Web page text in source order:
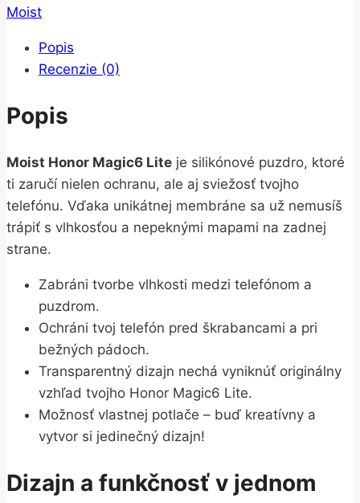
Moist
Popis
Recenzie (0)
Popis
Moist Honor Magic6 Lite je silikónové puzdro, ktoré
ti zaručí nielen ochranu, ale aj sviežosť tvojho
telefónu. Vďaka unikátnej membráne sa už nemusíš
trápiť s vlhkosťou a nepeknými mapami na zadnej
strane.
Zabráni tvorbe vlhkosti medzi telefónom a
puzdrom.
Ochráni tvoj telefón pred škrabancami a pri
bežných pádoch.
Transparentný dizajn nechá vyniknúť originálny
vzhľad tvojho Honor Magic6 Lite.
Možnosť vlastnej potlače – buď kreatívny a
vytvor si jedinečný dizajn!
Dizajn a funkčnosť v jednom